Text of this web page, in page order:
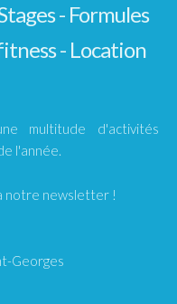
- Formules
- Location
multitude d'activités
l'année.
notre newsletter !
Georges